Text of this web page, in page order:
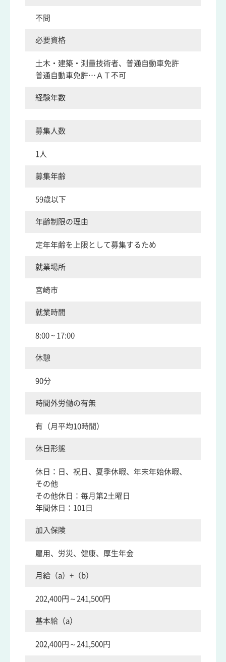
不問
必要資格
土木・建築・測量技術者、普通自動車免許
普通自動車免許…ＡＴ不可
経験年数
募集人数
1人
募集年齢
59歳以下
年齢制限の理由
定年年齢を上限として募集するため
就業場所
宮崎市
就業時間
8:00 ~ 17:00
休憩
90分
時間外労働の有無
有（月平均10時間）
休日形態
休日：日、祝日、夏季休暇、年末年始休暇、
その他
その他休日：毎月第2土曜日
年間休日：101日
加入保険
雇用、労災、健康、厚生年金
月給（a）+（b）
202,400円～241,500円
基本給（a）
202,400円～241,500円